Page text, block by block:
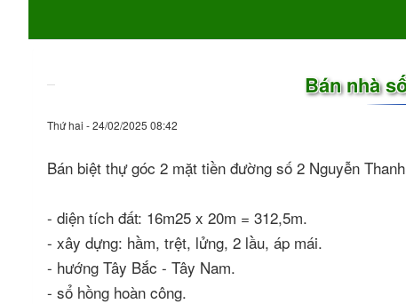
Bán nhà
Thứ hai - 24/02/2025 08:42
Bán biệt thự góc 2 mặt tiền đường số 2 Nguyễn
- diện tích đất: 16m25 x 20m = 312,5m.
- xây dựng: hầm, trệt, lửng, 2 lầu, áp mái.
- hướng Tây Bắc - Tây Nam.
- sổ hồng hoàn công.